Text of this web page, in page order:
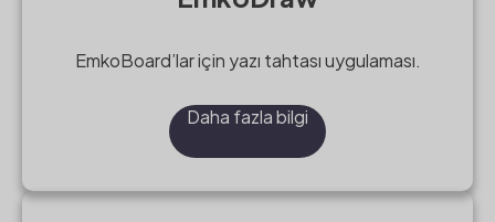
EmkoBoard’lar için yazı tahtası uygulaması.
Daha fazla bilgi